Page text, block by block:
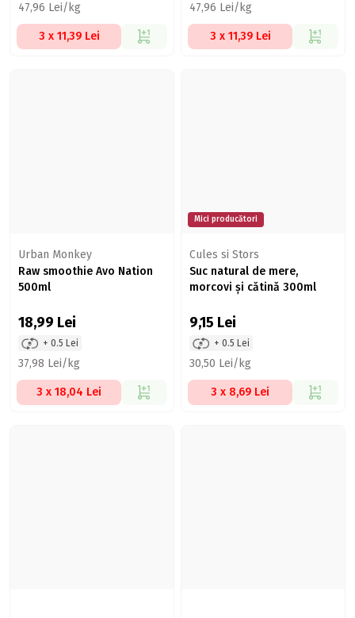
47,96 Lei/kg
3 x 11,39 Lei
47,96 Lei/kg
3 x 11,39 Lei
Urban Monkey
Raw smoothie Avo Nation
500ml
18,99 Lei
+ 0.5 Lei
37,98 Lei/kg
3 x 18,04 Lei
Mici producători
Cules si Stors
Suc natural de mere,
morcovi și cătină 300ml
9,15 Lei
+ 0.5 Lei
30,50 Lei/kg
3 x 8,69 Lei